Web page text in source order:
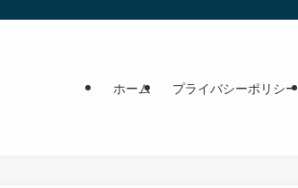
ホーム プライバシーポリシー